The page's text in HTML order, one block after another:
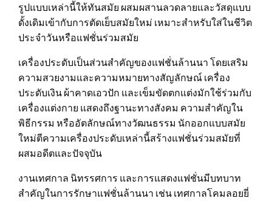
รูปแบบเหล่านี้ให้ทันสมัย ผสมผสานลวดลายและวัสดุแบบ
ดั้งเดิมเข้ากับการตัดเย็บสมัยใหม่ เหมาะสำหรับใส่ในชีวิต
ประจำวันหรือแฟชั่นร่วมสมัย
เครื่องประดับเป็นส่วนสำคัญของแฟชั่นล้านนา โดยเสริม
ความสวยงามและความหมายทางสัญลักษณ์ เครื่อง
ประดับเงิน ผ้าคาดเอวปัก และเข็มขัดตกแต่งมักใช้ร่วมกับ
เครื่องแต่งกาย แสดงถึงฐานะทางสังคม ความสำคัญใน
พิธีกรรม หรืออัตลักษณ์ทางวัฒนธรรม นักออกแบบสมัย
ใหม่ตีความเครื่องประดับเหล่านี้สร้างแฟชั่นร่วมสมัยที่
ผสมอดีตและปัจจุบัน
งานเทศกาล นิทรรศการ และการแสดงแฟชั่นมีบทบาท
สำคัญในการรักษาแฟชั่นล้านนา เช่น เทศกาลโคมลอยยี่